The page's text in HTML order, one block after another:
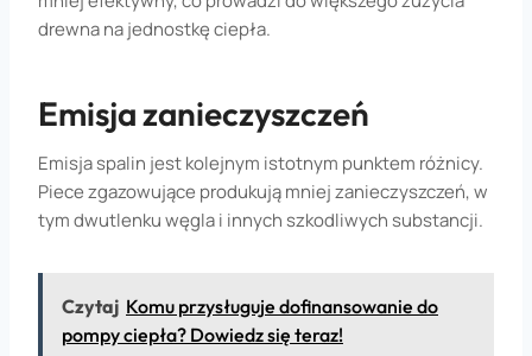
drewna na jednostkę ciepła.
Emisja zanieczyszczeń
Emisja spalin jest kolejnym istotnym punktem różnicy.
Piece zgazowujące produkują mniej zanieczyszczeń, w
tym dwutlenku węgla i innych szkodliwych substancji.
Czytaj Komu przysługuje dofinansowanie do
pompy ciepła? Dowiedz się teraz!